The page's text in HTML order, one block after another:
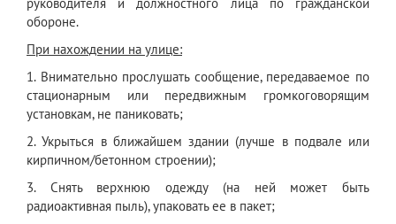
обороне.
При нахождении на улице:
1. Внимательно прослушать сообщение, передаваемое по
стационарным или передвижным громкоговорящим
установкам, не паниковать;
2. Укрыться в ближайшем здании (лучше в подвале или
кирпичном/бетонном строении);
3. Снять верхнюю одежду (на ней может быть
радиоактивная пыль), упаковать ее в пакет;